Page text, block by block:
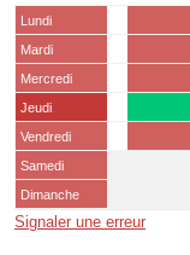
Lundi
Mardi
Mercredi
Jeudi
Vendredi
Samedi
Dimanche
Signaler une erreur